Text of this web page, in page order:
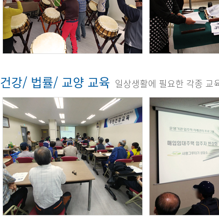
건강/ 법률/ 교양 교육 일상생활에 필요한 각종 교